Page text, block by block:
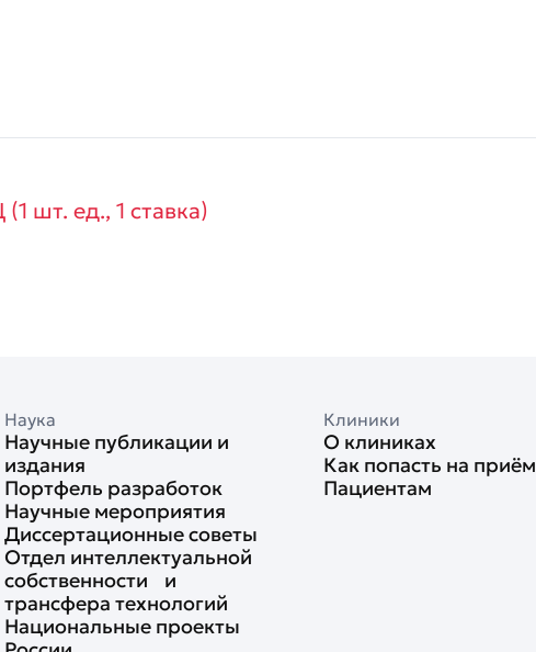
шт. ед., 1 ставка)
Наука
Научные публикации и
издания
Портфель разработок
Научные мероприятия
Диссертационные советы
Отдел интеллектуальной
собственности и
трансфера технологий
Национальные проекты
Клиники
О клиниках
Как попасть на приём
Пациентам